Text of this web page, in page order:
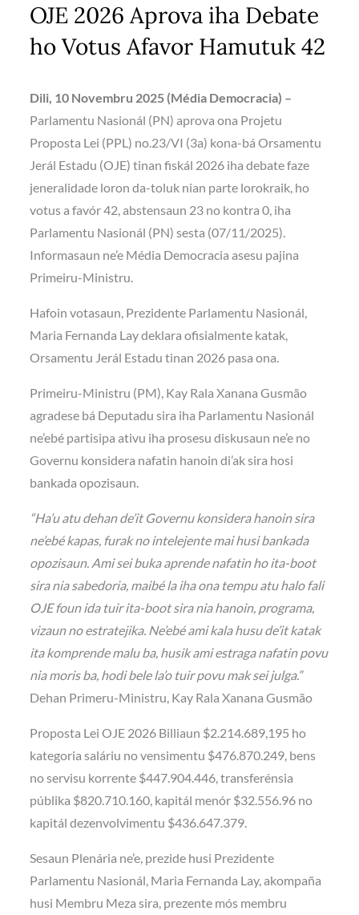
OJE 2026 Aprova iha Debate
ho Votus Afavor Hamutuk 42
Dili, 10 Novembru 2025 (Média Democracia) –
Parlamentu Nasionál (PN) aprova ona Projetu
Proposta Lei (PPL) no.23/VI (3a) kona-bá Orsamentu
Jerál Estadu (OJE) tinan fiskál 2026 iha debate faze
jeneralidade loron da-toluk nian parte lorokraik, ho
votus a favór 42, abstensaun 23 no kontra 0, iha
Parlamentu Nasionál (PN) sesta (07/11/2025).
Informasaun ne’e Média Democracia asesu pajina
Primeiru-Ministru.
Hafoin votasaun, Prezidente Parlamentu Nasionál,
Maria Fernanda Lay deklara ofisialmente katak,
Orsamentu Jerál Estadu tinan 2026 pasa ona.
Primeiru-Ministru (PM), Kay Rala Xanana Gusmão
agradese bá Deputadu sira iha Parlamentu Nasionál
ne’ebé partisipa ativu iha prosesu diskusaun ne’e no
Governu konsidera nafatin hanoin di’ak sira hosi
bankada opozisaun.
“Ha’u atu dehan de’it Governu konsidera hanoin sira
ne’ebé kapas, furak no intelejente mai husi bankada
opozisaun. Ami sei buka aprende nafatin ho ita-boot
sira nia sabedoria, maibé la iha ona tempu atu halo fali
OJE foun ida tuir ita-boot sira nia hanoin, programa,
vizaun no estratejika. Ne’ebé ami kala husu de’it katak
ita komprende malu ba, husik ami estraga nafatin povu
nia moris ba, hodi bele la’o tuir povu mak sei julga.”
Dehan Primeru-Ministru, Kay Rala Xanana Gusmão
Proposta Lei OJE 2026 Billiaun $2.214.689,195 ho
kategoria saláriu no vensimentu $476.870.249, bens
no servisu korrente $447.904.446, transferénsia
públika $820.710.160, kapitál menór $32.556.96 no
kapitál dezenvolvimentu $436.647.379.
Sesaun Plenária ne’e, prezide husi Prezidente
Parlamentu Nasionál, Maria Fernanda Lay, akompaña
husi Membru Meza sira, prezente mós membru